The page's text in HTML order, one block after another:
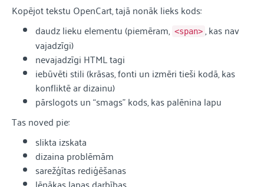
Kopējot tekstu OpenCart, tajā nonāk lieks kods:
daudz lieku elementu (piemēram, <span> , kas nav
vajadzīgi)
nevajadzīgi HTML tagi
iebūvēti stili (krāsas, fonti un izmēri tieši kodā, kas
konfliktē ar dizainu)
pārslogots un “smags” kods, kas palēnina lapu
Tas noved pie:
slikta izskata
dizaina problēmām
sarežģītas rediģēšanas